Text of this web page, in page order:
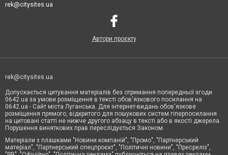
rek@citysites.ua
Автори проєкту
rek@citysites.ua
Допускається цитування матеріалів без отримання попередньої згоди
0642.ua за умови розміщення в тексті обов'язкового посилання на
0642.ua - Сайт міста Луганська. Для інтернет-видань обов'язкове
розміщення прямого, відкритого для пошукових систем гіперпосилання
на цитовані статті не нижче другого абзацу в тексті або в якості джерела.
Порушення виняткових прав переслідується Законом.
Матеріали з плашками "Новини компаній", "Промо", "Партнерський
матеріал", "Партнерський спецпроєкт", "Політичні новини", "Пресреліз",